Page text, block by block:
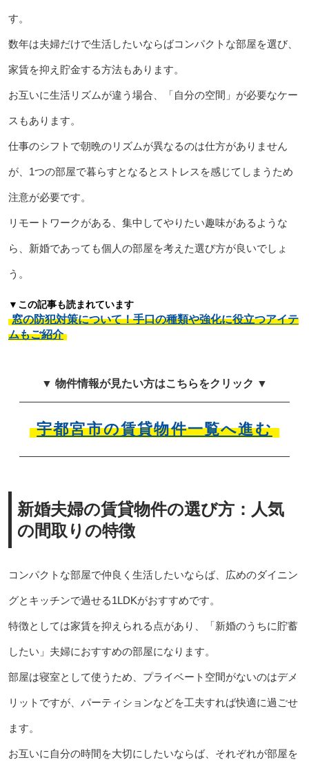
す。
数年は夫婦だけで生活したいならばコンパクトな部屋を選び、
家賃を抑え貯金する方法もあります。
お互いに生活リズムが違う場合、「自分の空間」が必要なケー
スもあります。
仕事のシフトで朝晩のリズムが異なるのは仕方がありません
が、1つの部屋で暮らすとなるとストレスを感じてしまうため
注意が必要です。
リモートワークがある、集中してやりたい趣味があるような
ら、新婚であっても個人の部屋を考えた選び方が良いでしょ
う。
▼この記事も読まれています
窓の防犯対策について！手口の種類や強化に役立つアイテ
ムもご紹介
▼ 物件情報が見たい方はこちらをクリック ▼
宇都宮市の賃貸物件一覧へ進む
新婚夫婦の賃貸物件の選び方：人気
の間取りの特徴
コンパクトな部屋で仲良く生活したいならば、広めのダイニン
グとキッチンで過せる1LDKがおすすめです。
特徴としては家賃を抑えられる点があり、「新婚のうちに貯蓄
したい」夫婦におすすめの部屋になります。
部屋は寝室として使うため、プライベート空間がないのはデメ
リットですが、パーティションなどを工夫すれば快適に過ごせ
ます。
お互いに自分の時間を大切にしたいならば、それぞれが部屋を